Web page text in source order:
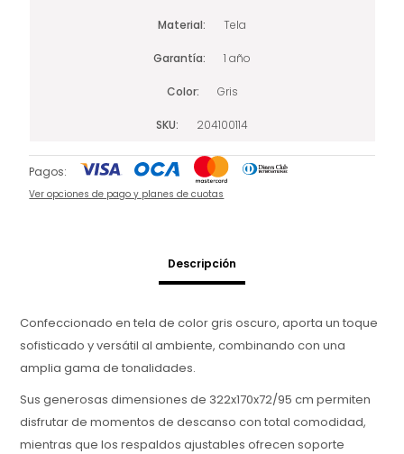
Material Tela
Garantía 1 año
Color Gris
SKU 204100114
Pagos:
Ver opciones de pago y planes de cuotas
Descripción
Confeccionado en tela de color gris oscuro, aporta un toque
sofisticado y versátil al ambiente, combinando con una
amplia gama de tonalidades.
Sus generosas dimensiones de 322x170x72/95 cm permiten
disfrutar de momentos de descanso con total comodidad,
mientras que los respaldos ajustables ofrecen soporte